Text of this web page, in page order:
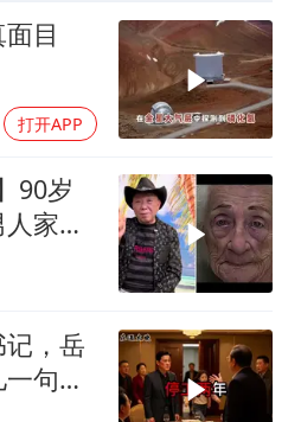
目
打开APP
90岁
家索
，岳
句话